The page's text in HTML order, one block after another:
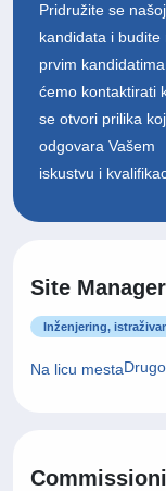
Pridružite se
kandidata i budite
prvim
ćemo kontaktirati
se otvori prilika
odgovara Vašem
iskustvu i
Site Manager
Inženjering,
Na licu mestaDrugo